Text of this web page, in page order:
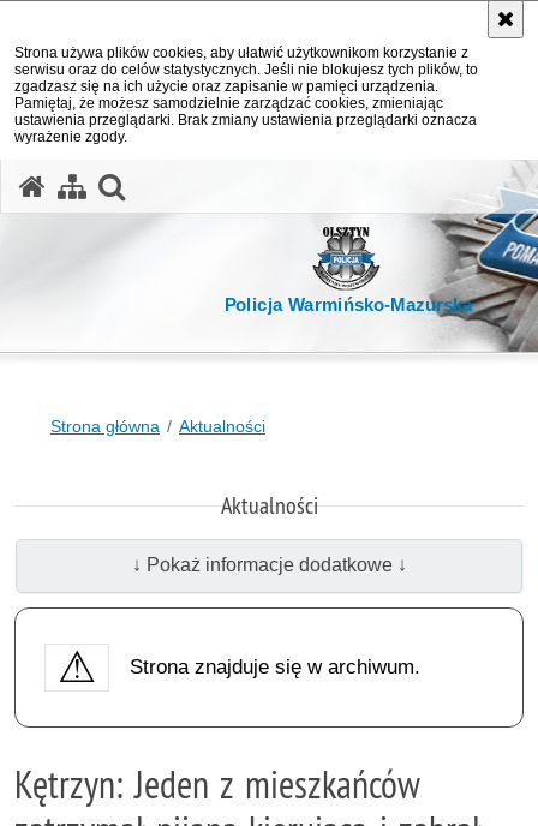
Strona używa plików cookies, aby ułatwić użytkownikom korzystanie z
serwisu oraz do celów statystycznych. Jeśli nie blokujesz tych plików, to
zgadzasz się na ich użycie oraz zapisanie w pamięci urządzenia.
Pamiętaj, że możesz samodzielnie zarządzać cookies, zmieniając
ustawienia przeglądarki. Brak zmiany ustawienia przeglądarki oznacza
wyrażenie zgody.
Policja Warmińsko-Mazurska
Strona główna Aktualności
Aktualności
↓ Pokaż informacje dodatkowe ↓
Strona znajduje się w archiwum.
Kętrzyn: Jeden z mieszkańców